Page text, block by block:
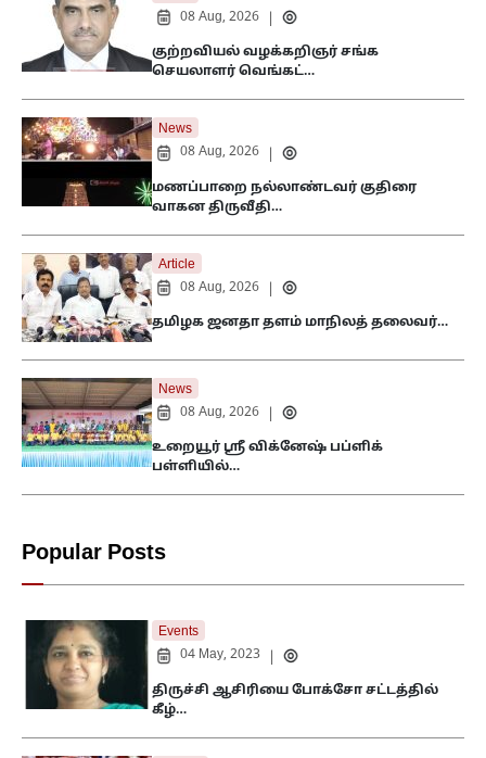
08 Aug, 2026
குற்றவியல் வழக்கறிஞர் சங்க
செயலாளர் வெங்கட்…
News
08 Aug, 2026
மணப்பாறை நல்லாண்டவர் குதிரை
வாகன திருவீதி…
Article
08 Aug, 2026
தமிழக ஜனதா தளம் மாநிலத் தலைவர்…
News
08 Aug, 2026
உறையூர் ஸ்ரீ விக்னேஷ் பப்ளிக்
பள்ளியில்…
Popular Posts
Events
04 May, 2023
திருச்சி ஆசிரியை போக்சோ சட்டத்தில்
கீழ்…